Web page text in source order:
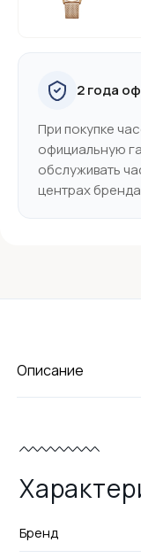
2 года
При покупке
официальную
обслуживать
центрах
Описание
Бренд